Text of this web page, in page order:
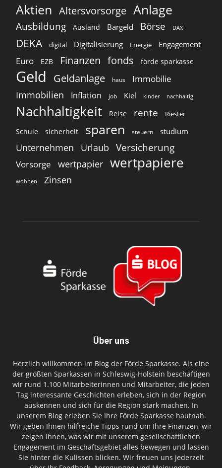
Aktien Altersvorsorge Anlage
Ausbildung Ausland Bargeld Börse DAX
DEKA digital Digitalisierung Energie Engagement
Euro EZB Finanzen fonds förde sparkasse
Geld Geldanlage haus Immobilie
Immobilien Inflation job Kiel kinder nachhaltig
Nachhaltigkeit Reise rente Riester
Schule sicherheit sparen steuern studium
Unternehmen Urlaub Versicherung
Vorsorge wertpapier wertpapiere
wohnen Zinsen
Über uns
Herzlich willkommen im Blog der Förde Sparkasse. Als eine
der größten Sparkassen in Schleswig-Holstein beschäftigen
wir rund 1.100 Mitarbeiterinnen und Mitarbeiter, die jeden
Tag interessante Geschichten erleben, sich in der Region
auskennen und sich für die Region stark machen. In
unserem Blog erleben Sie Ihre Förde Sparkasse hautnah.
Wir geben Ihnen hilfreiche Tipps rund um Ihre Finanzen, wir
zeigen Ihnen, was wir mit unserem gesellschaftlichen
Engagement im Geschäftsgebiet alles bewegen und lassen
Sie hinter die Kulissen blicken. Wir freuen uns jederzeit